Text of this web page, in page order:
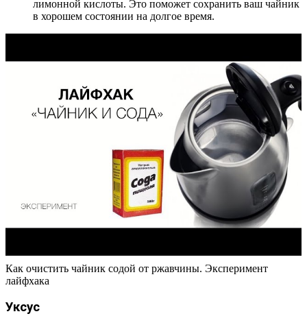
лимонной кислоты. Это поможет сохранить ваш чайник
в хорошем состоянии на долгое время.
Как очистить чайник содой от ржавчины. Эксперимент
лайфхака
Уксус